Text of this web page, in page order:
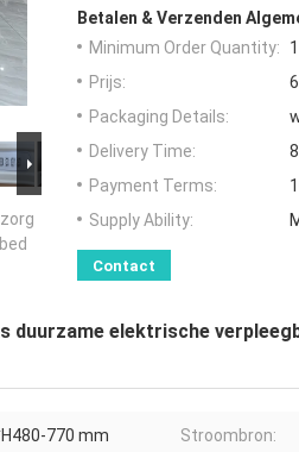
Betalen & Verzenden
Minimum Order Quantity:
1
Prijs:
Packaging Details:
Delivery Time:
Payment Terms:
Supply Ability:
Contact
duurzame elektrische
770 mm Stroombron: